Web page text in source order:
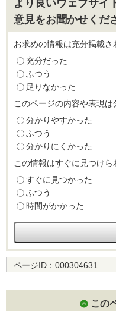
より良いウェブサイ
意見をお聞かせくだ
お求めの情報は充分掲載さ
充分だった
ふつう
足りなかった
このページの内容や表現
分かりやすかった
ふつう
分かりにくかった
この情報はすぐに見つけら
すぐに見つかった
ふつう
時間がかかった
ページID： 000304631
この